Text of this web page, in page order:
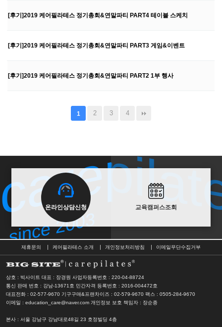
[후기]2019 케어필라테스 정기총회&연말파티 PART4 테이블 스케치
[후기]2019 케어필라테스 정기총회&연말파티 PART3 게임&이벤트
[후기]2019 케어필라테스 정기총회&연말파티 PART2 1부 행사
1 2 3 4
온라인상담신청 교육캠퍼스조회
since 2003
since 2003
제휴문의 케어필라테스 소개 개인정보처리방침 이메일무단수집거부
상호 : 빅사이트 대표 : 장경원 사업자등록번호 : 220-04-88724
통신 판매 번호 : 강남-13671호 민간자격 등록번호 : 2016-004472호
대표전화 : 02-577-9670 기구구매&프랜차이즈 : 02-579-9670 팩스 : 0505-284-9670
이메일 : education_care@naver.com 개인정보 보호 책임자 : 장순종
본사 : 서울 강남구 강남대로48길 23 호정빌딩 4층